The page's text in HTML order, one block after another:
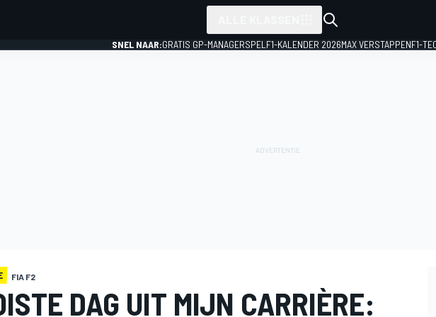
SNEL NAAR:GRATIS GP-MANAGERSPEL F1-KALENDER 2026MAX VERSTAPPENF1-
FIA F2
DAG UIT MIJN CARRIÈRE: